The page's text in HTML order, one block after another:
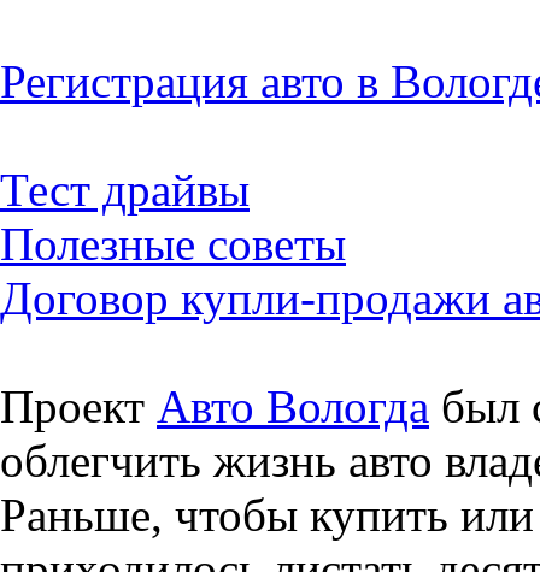
Регистрация авто в
Тест драйвы
Полезные советы
Договор купли-продажи
Проект Авто Вологда был
облегчить жизнь авто
Раньше, чтобы купить или